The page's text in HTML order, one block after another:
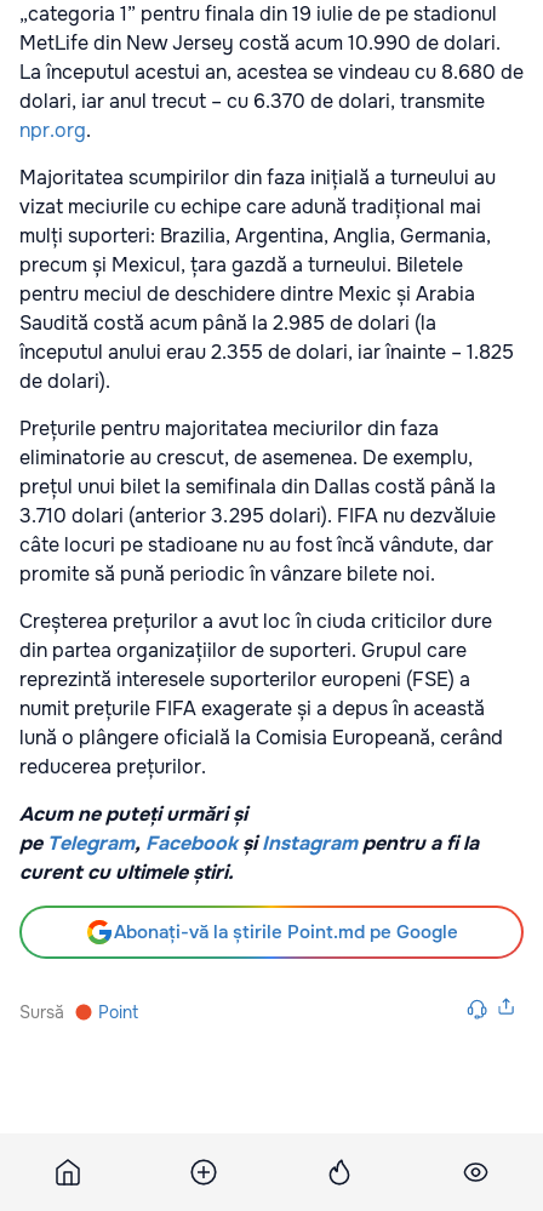
„categoria 1” pentru finala din 19 iulie de pe stadionul
MetLife din New Jersey costă acum 10.990 de dolari.
La începutul acestui an, acestea se vindeau cu 8.680 de
dolari, iar anul trecut – cu 6.370 de dolari, transmite
npr.org.
Majoritatea scumpirilor din faza inițială a turneului au
vizat meciurile cu echipe care adună tradițional mai
mulți suporteri: Brazilia, Argentina, Anglia, Germania,
precum și Mexicul, țara gazdă a turneului. Biletele
pentru meciul de deschidere dintre Mexic și Arabia
Saudită costă acum până la 2.985 de dolari (la
începutul anului erau 2.355 de dolari, iar înainte – 1.825
de dolari).
Prețurile pentru majoritatea meciurilor din faza
eliminatorie au crescut, de asemenea. De exemplu,
prețul unui bilet la semifinala din Dallas costă până la
3.710 dolari (anterior 3.295 dolari). FIFA nu dezvăluie
câte locuri pe stadioane nu au fost încă vândute, dar
promite să pună periodic în vânzare bilete noi.
Creșterea prețurilor a avut loc în ciuda criticilor dure
din partea organizațiilor de suporteri. Grupul care
reprezintă interesele suporterilor europeni (FSE) a
numit prețurile FIFA exagerate și a depus în această
lună o plângere oficială la Comisia Europeană, cerând
reducerea prețurilor.
Acum ne puteți urmări și
pe Telegram, Facebook șiInstagrampentru a fi la
curent cu ultimele știri.
Abonați-vă la știrile Point.md pe Google
Sursă Point